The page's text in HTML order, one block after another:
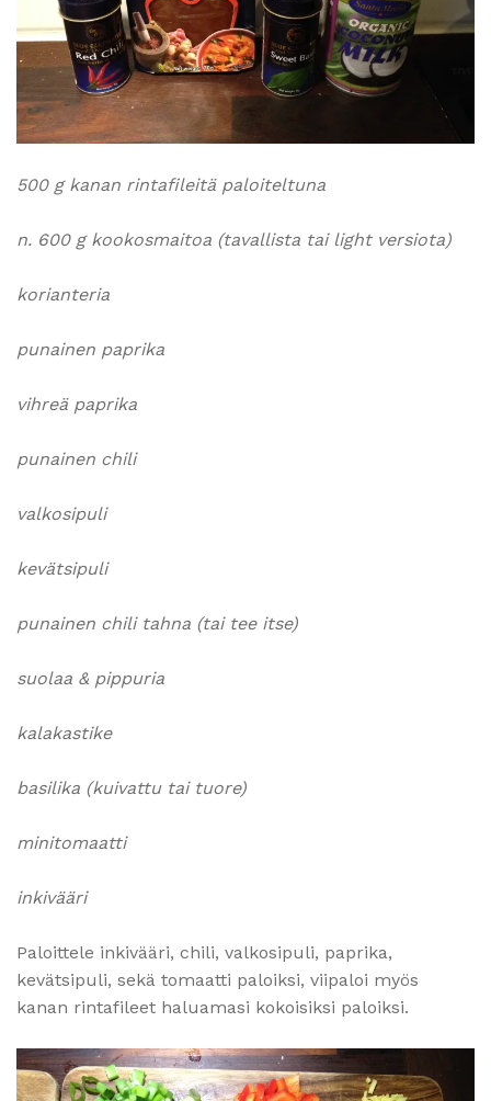
500 g kanan rintafileitä paloiteltuna
n. 600 g kookosmaitoa (tavallista tai light versiota)
korianteria
punainen paprika
vihreä paprika
punainen chili
valkosipuli
kevätsipuli
punainen chili tahna (tai tee itse)
suolaa & pippuria
kalakastike
basilika (kuivattu tai tuore)
minitomaatti
inkivääri
Paloittele inkivääri, chili, valkosipuli, paprika,
kevätsipuli, sekä tomaatti paloiksi, viipaloi myös
kanan rintafileet haluamasi kokoisiksi paloiksi.